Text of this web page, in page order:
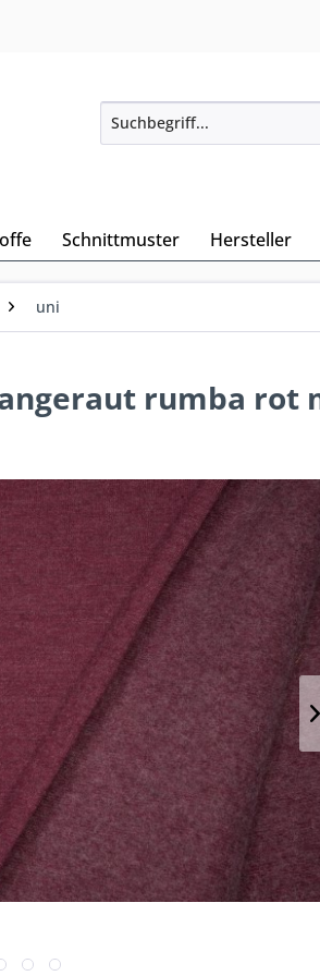
Schnittmuster Hersteller
uni
rumba rot